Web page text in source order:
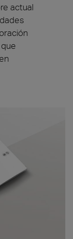
actual